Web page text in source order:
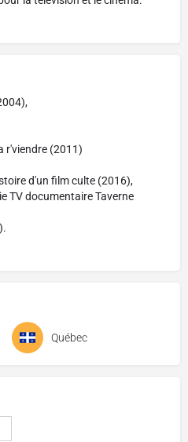
r'viendre (2011)
d'un film culte (2016),
TV documentaire Taverne
Québec